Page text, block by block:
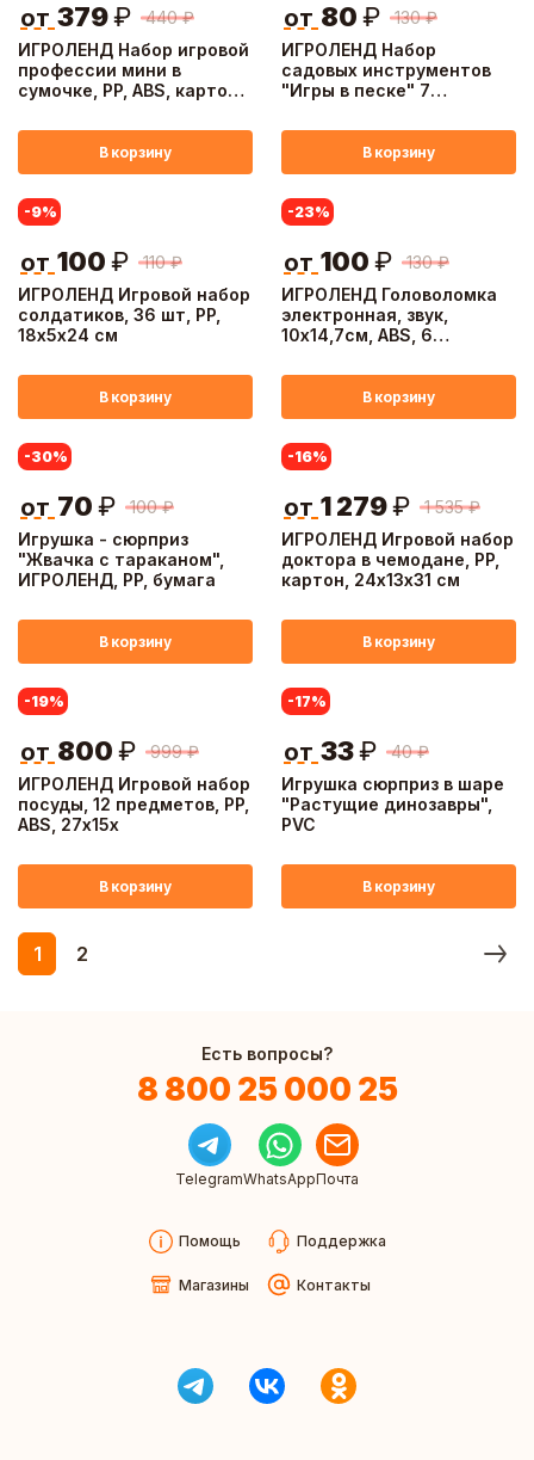
ИГРОЛЕНД Набор игровой
профессии мини в
сумочке, PP, ABS, картон,
440 ₽
от 379₽
В корзину
ИГРОЛЕНД Набор
садовых инструментов
"Игры в песке" 7
4 дизайна
130 ₽
от 80 ₽
В корзину
ИГРОЛЕНД Игровой набор
солдатиков, 36 шт, PP,
18х5х24 см
-9%
110 ₽
от 100 ₽
В корзину
ИГРОЛЕНД Головоломка
электронная, звук,
10х14,7см, ABS, 6
-23%
130 ₽
от 100 ₽
В корзину
Игрушка - сюрприз
"Жвачка с тараканом",
ИГРОЛЕНД, PP, бумага
-30%
100 ₽
от 70 ₽
В корзину
ИГРОЛЕНД Игровой набор
доктора в чемодане, PP,
картон, 24х13х31 см
-16%
1 535 ₽
от 1 279₽
В корзину
ИГРОЛЕНД Игровой набор
посуды, 12 предметов, PP,
ABS, 27х15х
-19%
999 ₽
от 800 ₽
В корзину
Игрушка сюрприз в шаре
"Растущие динозавры",
PVC
-17%
40 ₽
от 33₽
В корзину
1 2
Есть вопросы?
8 800 25 000 25
TelegramWhatsAppПочта
Помощь Поддержка
Магазины Контакты